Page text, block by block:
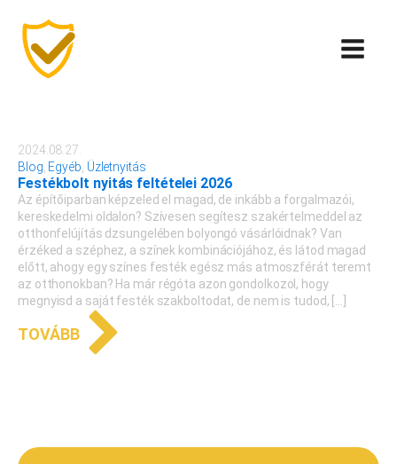
2024.08.27.
Blog Egyéb Üzletnyitás
Festékbolt nyitás feltételei 2026
Az építőiparban képzeled el magad, de inkább a forgalmazói,
kereskedelmi oldalon? Szívesen segítesz szakértelmeddel az
otthonfelújítás dzsungelében bolyongó vásárlóidnak? Van
érzéked a széphez, a színek kombinációjához, és látod magad
előtt, ahogy egy színes festék egész más atmoszférát teremt
az otthonokban? Ha már régóta azon gondolkozol, hogy
megnyisd a saját festék szakboltodat, de nem is tudod, […]
TOVÁBB